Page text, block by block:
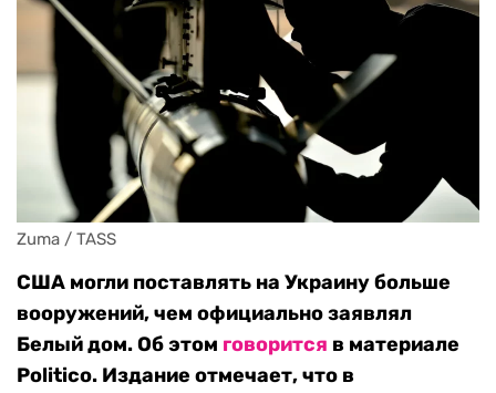
Zuma / TASS
США могли поставлять на Украину больше
вооружений, чем официально заявлял
Белый дом. Об этом говорится в материале
Politico. Издание отмечает, что в